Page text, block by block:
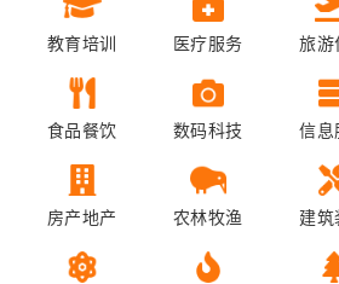
教育培训 医疗服务 旅游
食品餐饮 数码科技 信息
房产地产 农林牧渔 建筑